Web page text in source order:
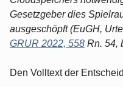
Gesetzgeber dies
ausgeschöpft (EuGH,
GRUR 2022, 558 Rn. 54,
Den Volltext der